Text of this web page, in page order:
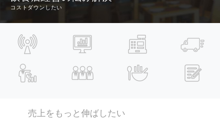
コストダウンしたい
売上をもっと伸ばしたい